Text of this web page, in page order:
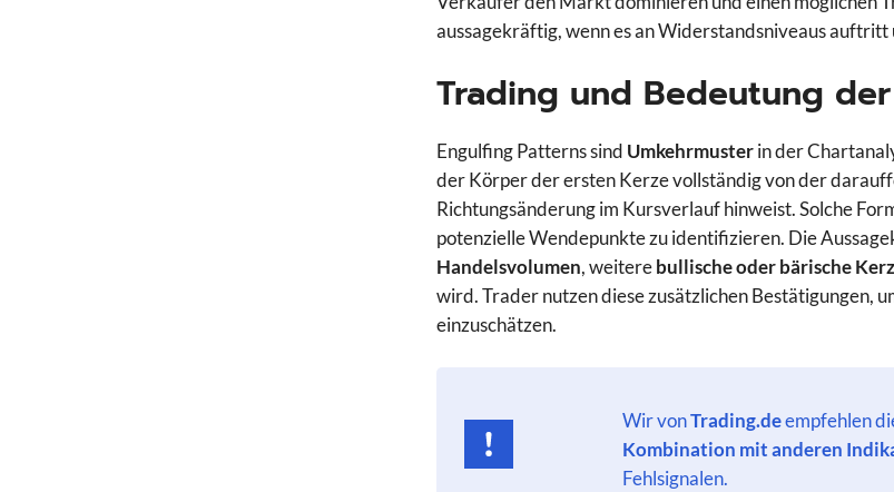
aussagekräftig, wenn es an Widerstandsniveaus
Trading und Bedeutung
Engulfing Patterns sind Umkehrmusterin der
der Körper der ersten Kerze vollständig von der
Richtungsänderung im Kursverlauf hinweist. Solche
potenzielle Wendepunkte zu identifizieren. Die
Handelsvolumen, weiterebullische oder bärische
wird. Trader nutzen diese zusätzlichen Bestätigungen,
einzuschätzen.
Wir vonTrading.deempfehlen
Kombination mit anderen
Fehlsignalen.